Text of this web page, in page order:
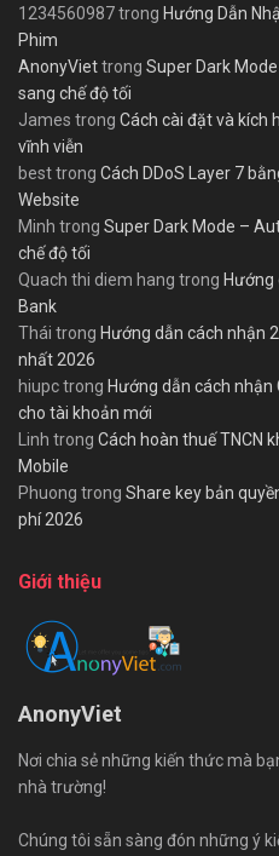
1234560987trong Hướng Dẫn
Phim
AnonyViettrong Super Dark
sang chế độ tối
James trong Cách cài đặt và kích
vĩnh viễn
besttrong Cách DDoS Layer 7
Website
Minh trong Super Dark Mode –
chế độ tối
Quach thi diem hang trong Hướng
Bank
Thái trong Hướng dẫn cách nhận
nhất 2026
hiupctrong Hướng dẫn cách nhận
cho tài khoản mới
Linh trong Cách hoàn thuế TNCN
Mobile
Phuong trong Share key bản
phí 2026
Giới thiệu
AnonyViet
Nơi chia sẻ những kiến thức mà
nhà trường!
Chúng tôi sẵn sàng đón những ý